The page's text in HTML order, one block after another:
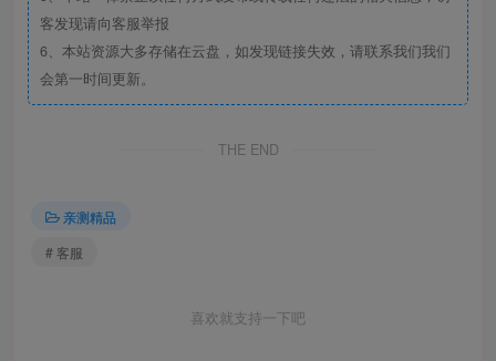
客发现请向客服举报
6、本站资源大多存储在云盘，如发现链接失效，请联系我们我们
会第一时间更新。
THE END
亲测精品
# 客服
喜欢就支持一下吧